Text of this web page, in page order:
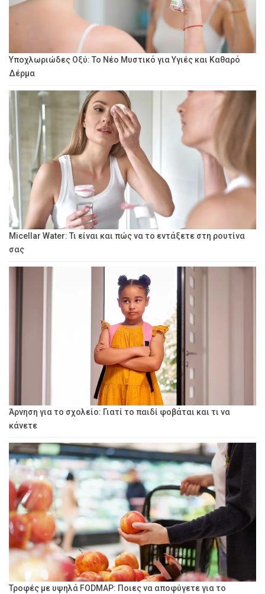
Υποχλωριώδες Οξύ: Το Νέο Μυστικό για Υγιές και Καθαρό
Δέρμα
Micellar Water: Τι είναι και πώς να το εντάξετε στη ρουτίνα
σας
Άρνηση για το σχολείο: Γιατί το παιδί φοβάται και τι να
κάνετε
Τροφές με υψηλά FODMAP: Ποιες να αποφύγετε για το